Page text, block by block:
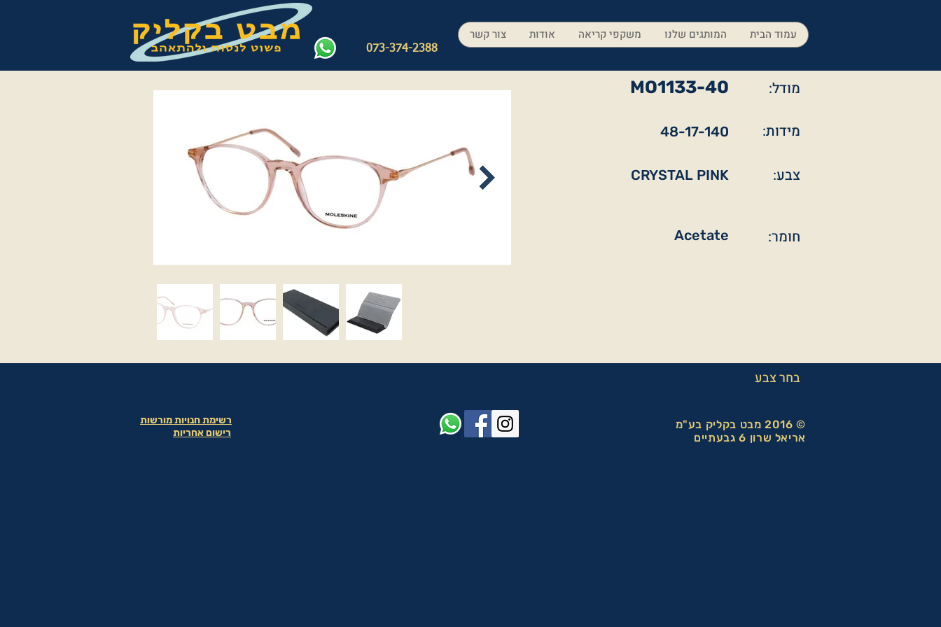
073-374-2388
עמוד הבית המותגים שלנו משקפי קריאה אודות צור קשר
MO1133-40 מודל:
48-17-140 מידות:
CRYSTAL PINK צבע:
Acetate חומר:
בחר צבע
רשימת חנויות מורשות
רישום אחריות
© 2016 מבט בקליק בע"מ
אריאל שרון 6 גבעתיים